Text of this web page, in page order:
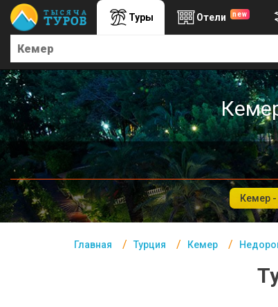
Туры Отели new
Кемер -
Главная Турция Кемер
Главная
Офис г. Москва
Помощь
Подборки отелей
Турция
Таиланд
ОАЭ